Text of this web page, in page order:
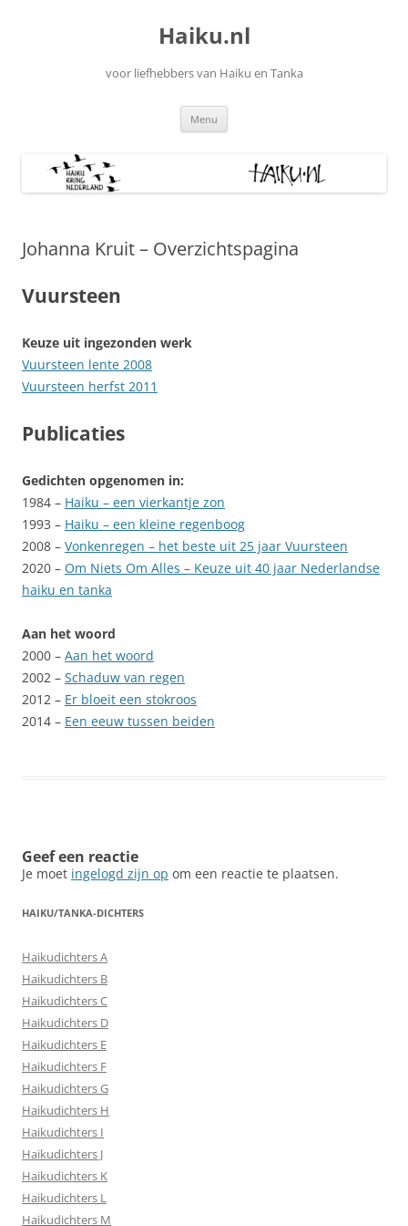
Haiku.nl
voor liefhebbers van Haiku en Tanka
Menu
Johanna Kruit – Overzichtspagina
Vuursteen
Keuze uit ingezonden werk
Vuursteen lente 2008
Vuursteen herfst 2011
Publicaties
Gedichten opgenomen in:
1984 – Haiku – een vierkantje zon
1993 – Haiku – een kleine regenboog
2008 – Vonkenregen – het beste uit 25 jaar Vuursteen
2020 – Om Niets Om Alles – Keuze uit 40 jaar Nederlandse
haiku en tanka
Aan het woord
2000 – Aan het woord
2002 – Schaduw van regen
2012 – Er bloeit een stokroos
2014 – Een eeuw tussen beiden
Geef een reactie
Je moet ingelogd zijn op om een reactie te plaatsen.
HAIKU/TANKA-DICHTERS
Haikudichters A
Haikudichters B
Haikudichters C
Haikudichters D
Haikudichters E
Haikudichters F
Haikudichters G
Haikudichters H
Haikudichters I
Haikudichters J
Haikudichters K
Haikudichters L
Haikudichters M